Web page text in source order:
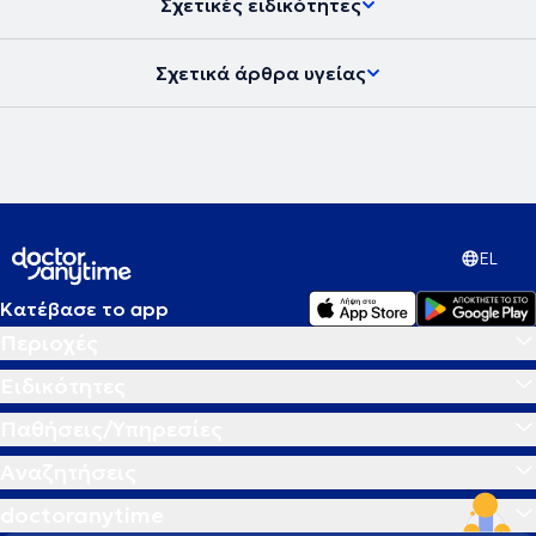
Καθηγητής, παρουσιάζοντας ότι νεώτερο υπάρχει από κλινικές
μελέτες και ενδιαφέροντα περιστατικά σχετικά με την Ενδαγγειακή
Σχετικές ειδικότητες
Σχετικά άρθρα υγείας
EL
Κατέβασε το app